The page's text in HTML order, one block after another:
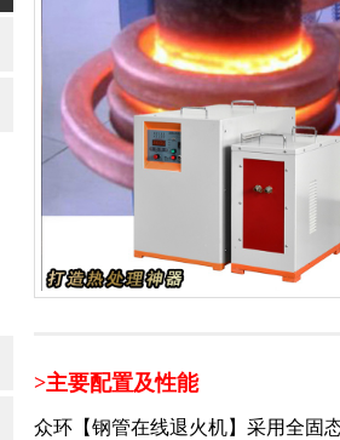
>主要配置及性能
众环 【钢管在线退火机】采用全固